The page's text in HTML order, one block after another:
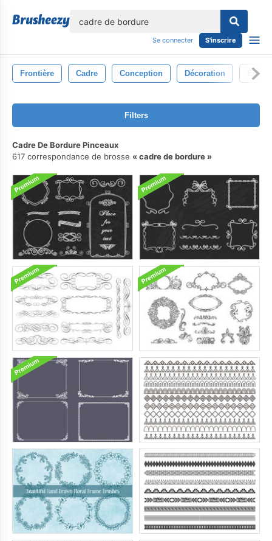
Se connecter S'inscrire
Frontière Cadre Conception Décoration
Filters
Cadre De Bordure Pinceaux
617 correspondance de brosse
cadre de bordure